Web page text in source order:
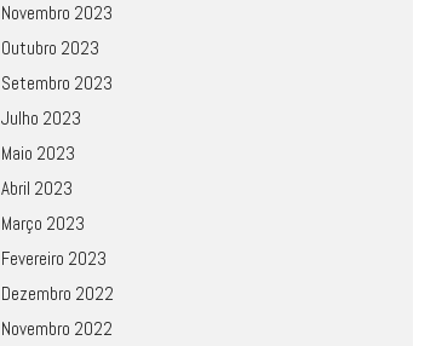
Novembro 2023
Outubro 2023
Setembro 2023
Julho 2023
Maio 2023
Abril 2023
Março 2023
Fevereiro 2023
Dezembro 2022
Novembro 2022